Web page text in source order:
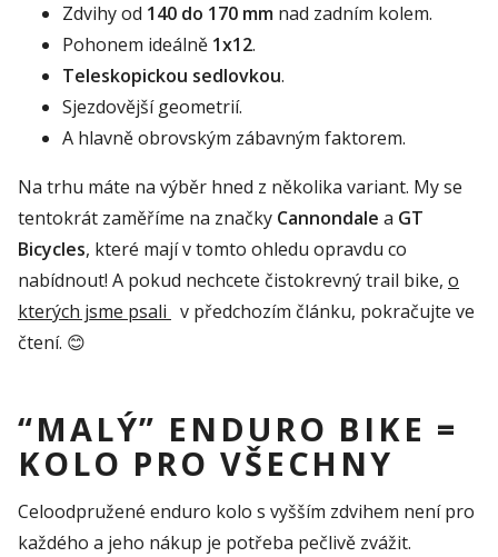
Zdvihy od 140 do 170 mm nad zadním kolem.
Pohonem ideálně 1x12.
Teleskopickou sedlovkou.
Sjezdovější geometrií.
A hlavně obrovským zábavným faktorem.
Na trhu máte na výběr hned z několika variant. My se
tentokrát zaměříme na značky Cannondale a GT
Bicycles, které mají v tomto ohledu opravdu co
nabídnout! A pokud nechcete čistokrevný trail bike, o
kterých jsme psali v předchozím článku, pokračujte ve
čtení. 😊
“MALÝ” ENDURO BIKE =
KOLO PRO VŠECHNY
Celoodpružené enduro kolo s vyšším zdvihem není pro
každého a jeho nákup je potřeba pečlivě zvážit.